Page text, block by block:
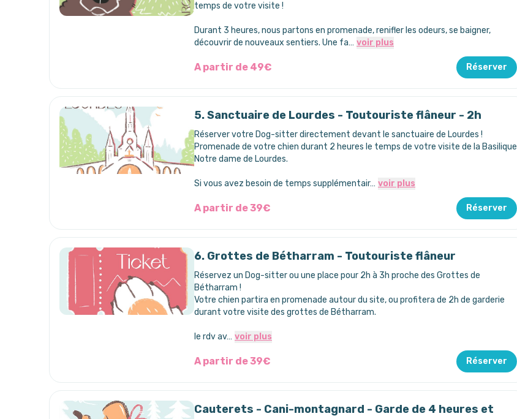
temps de votre visite !
Durant 3 heures, nous partons en promenade, renifler les odeurs, se baigner,
découvrir de nouveaux sentiers. Une fa… voir plus
A partir de 49€ Réserver
5. Sanctuaire de Lourdes - Toutouriste flâneur - 2h
Réserver votre Dog-sitter directement devant le sanctuaire de Lourdes !
Promenade de votre chien durant 2 heures le temps de votre visite de la Basilique
Notre dame de Lourdes.
Si vous avez besoin de temps supplémentair… voir plus
A partir de 39€ Réserver
6. Grottes de Bétharram - Toutouriste flâneur
Réservez un Dog-sitter ou une place pour 2h à 3h proche des Grottes de
Bétharram !
Votre chien partira en promenade autour du site, ou profitera de 2h de garderie
durant votre visite des grottes de Bétharram.
le rdv av… voir plus
A partir de 39€ Réserver
Cauterets - Cani-montagnard - Garde de 4 heures et